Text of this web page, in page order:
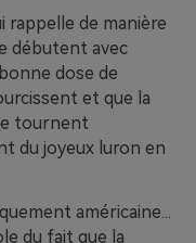
rappelle de manière
débutent avec
dose de
et que la
tournent
du joyeux luron en
américaine...
du fait que la